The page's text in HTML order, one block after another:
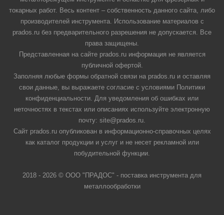
токарных работ. Весь контент – собственность данного сайта, либо
производителей инструмента. Использование материалов с
prados.ru без предварительного разрешения не допускается. Все
права защищены.
Представленная на сайте prados.ru информация не является
публичной офертой.
Заполняя любые формы обратной связи на prados.ru и оставляя
свои данные, вы выражаете согласие с условиями Политики
конфиденциальности. Для уведомления об ошибках или
неточностях в текстах или описаниях используйте электронную
почту: site@prados.ru.
Сайт prados.ru опубликован в информационно-справочных целях
как каталог продукции и услуг и не несет рекламной или
побудительной функции.
2018 - 2026 © ООО "ПРАДОС" - поставка инструмента для
металлообработки